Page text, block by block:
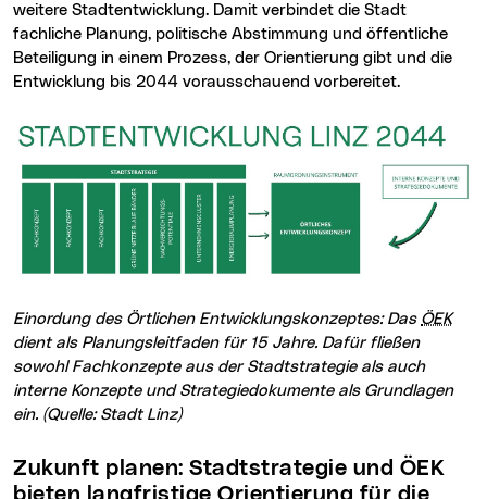
weitere Stadtentwicklung. Damit verbindet die Stadt
fachliche Planung, politische Abstimmung und öffentliche
Beteiligung in einem Prozess, der Orientierung gibt und die
Entwicklung bis 2044 vorausschauend vorbereitet.
Einordung des Örtlichen Entwicklungskonzeptes: Das ÖEK
dient als Planungsleitfaden für 15 Jahre. Dafür fließen
sowohl Fachkonzepte aus der Stadtstrategie als auch
interne Konzepte und Strategiedokumente als Grundlagen
ein. (Quelle: Stadt Linz)
Zukunft planen: Stadtstrategie und ÖEK
bieten langfristige Orientierung für die